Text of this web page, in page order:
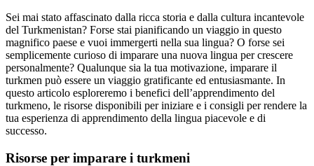
Sei mai stato affascinato dalla ricca storia e dalla cultura incantevole
del Turkmenistan? Forse stai pianificando un viaggio in questo
magnifico paese e vuoi immergerti nella sua lingua? O forse sei
semplicemente curioso di imparare una nuova lingua per crescere
personalmente? Qualunque sia la tua motivazione, imparare il
turkmen può essere un viaggio gratificante ed entusiasmante. In
questo articolo esploreremo i benefici dell’apprendimento del
turkmeno, le risorse disponibili per iniziare e i consigli per rendere la
tua esperienza di apprendimento della lingua piacevole e di
successo.
Risorse per imparare i turkmeni